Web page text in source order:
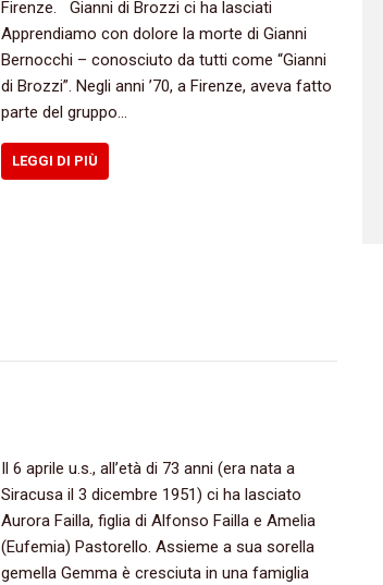
Firenze. Gianni di Brozzi ci ha lasciati
Apprendiamo con dolore la morte di Gianni
Bernocchi – conosciuto da tutti come “Gianni
di Brozzi”. Negli anni ’70, a Firenze, aveva fatto
parte del gruppo…
LEGGI DI PIÙ
Il 6 aprile u.s., all’età di 73 anni (era nata a
Siracusa il 3 dicembre 1951) ci ha lasciato
Aurora Failla, figlia di Alfonso Failla e Amelia
(Eufemia) Pastorello. Assieme a sua sorella
gemella Gemma è cresciuta in una famiglia